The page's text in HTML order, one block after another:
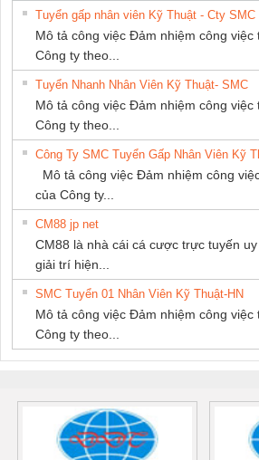
Tuyển gấp nhân viên Kỹ Thuật - Cty SMC
Mô tả công việc Đảm nhiệm công việc
Công ty theo...
Tuyển Nhanh Nhân Viên Kỹ Thuật- SMC
Mô tả công việc Đảm nhiệm công việc
Công ty theo...
Công Ty SMC Tuyển Gấp Nhân Viên Kỹ
Mô tả công việc Đảm nhiệm công
của Công ty...
CM88 jp net
CM88 là nhà cái cá cược trực tuyến
giải trí hiện...
SMC Tuyển 01 Nhân Viên Kỹ Thuật-HN
Mô tả công việc Đảm nhiệm công việc
Công ty theo...